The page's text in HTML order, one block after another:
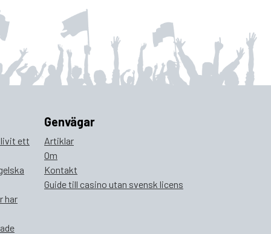
ett
har
Genvägar
Artiklar
Om
Kontakt
Guide till casino utan svensk licens